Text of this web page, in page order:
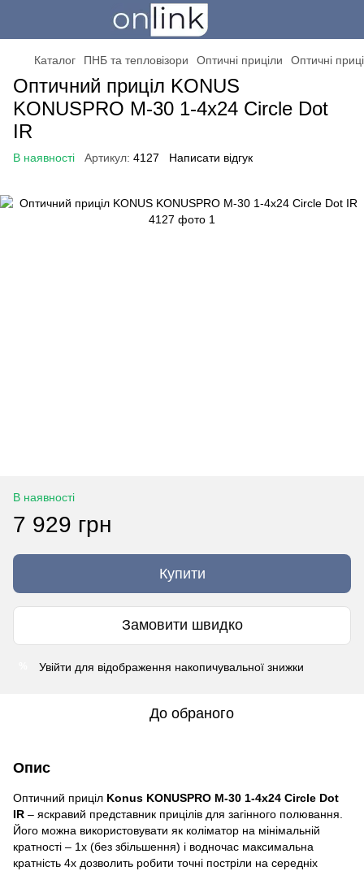
Каталог ПНБ та тепловізори Оптичні приціли Оптичні
Оптичний приціл KONUS
KONUSPRO M-30 1-4x24 Circle Dot
IR
В наявності Артикул: 4127 Написати відгук
В наявності
7 929 грн
Купити
Замовити швидко
Увійти для відображення накопичувальної знижки
До обраного
Опис
Оптичний приціл Konus KONUSPRO M-30 1-4x24 Circle Dot
IR – яскравий представник прицілів для загінного полювання.
Його можна використовувати як коліматор на мінімальній
кратності – 1x (без збільшення) і водночас максимальна
кратність 4х дозволить робити точні постріли на середніх